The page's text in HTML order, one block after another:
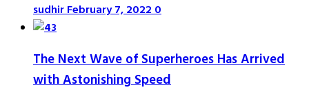
sudhirFebruary 7, 20220
The Next Wave of Superheroes Has Arrived
with Astonishing Speed